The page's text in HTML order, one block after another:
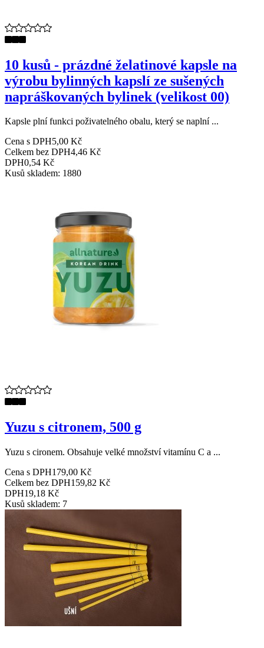
10 kusů - prázdné želatinové kapsle na
výrobu bylinných kapslí ze sušených
napráškovaných bylinek (velikost 00)
Kapsle plní funkci poživatelného obalu, který se naplní ...
Cena s DPH5,00 Kč
Celkem bez DPH4,46 Kč
DPH0,54 Kč
Kusů skladem: 1880
Yuzu s citronem, 500 g
Yuzu s cironem. Obsahuje velké množství vitamínu C a ...
Cena s DPH179,00 Kč
Celkem bez DPH159,82 Kč
DPH19,18 Kč
Kusů skladem: 7